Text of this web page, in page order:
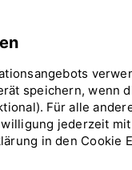
speichern, wenn
Für alle
jederzeit
in den Cookie